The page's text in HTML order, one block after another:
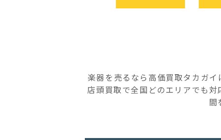
楽器を売るなら高価買取タカガ
店頭買取で全国どのエリアでも
間